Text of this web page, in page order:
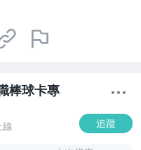
棒球卡專
追蹤